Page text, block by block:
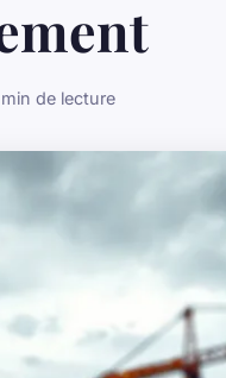
de lecture